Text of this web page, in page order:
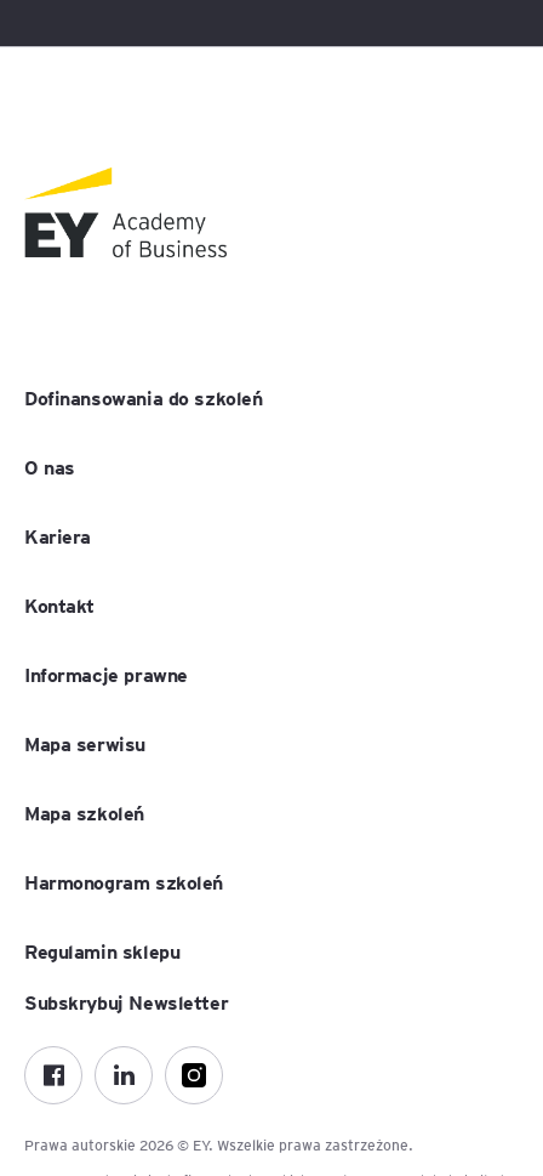
Dofinansowania do szkoleń
O nas
Kariera
Kontakt
Informacje prawne
Mapa serwisu
Mapa szkoleń
Harmonogram szkoleń
Regulamin sklepu
Prawa autorskie 2026 © EY. Wszelkie prawa zastrzeżone.
Subskrybuj Newsletter